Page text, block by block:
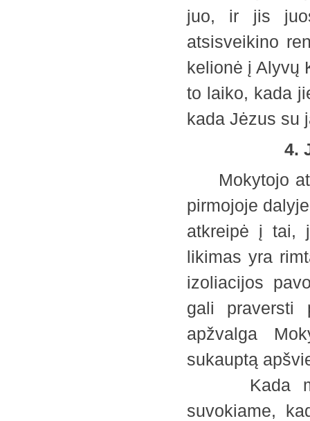
juo, ir jis
atsisveikino
kelionė į Alyvų
to laiko, kada
kada Jėzus
4.
Mokytojo
pirmojoje
atkreipė į tai,
likimas yra
izoliacijos
gali praversti
apžvalga
sukauptą
Kada mes
suvokiame,